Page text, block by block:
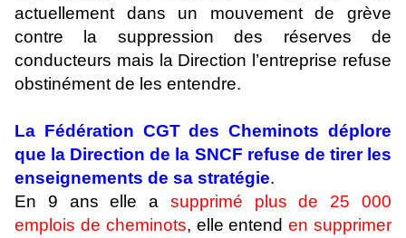
actuellement dans un mouvement de grève
contre la suppression des réserves de
conducteurs mais la Direction l’entreprise refuse
obstinément de les entendre.
La Fédération CGT des Cheminots déplore
que la Direction de la SNCF refuse de tirer les
enseignements de sa stratégie.
En 9 ans elle a supprimé plus de 25 000
emplois de cheminots, elle entenden supprimer